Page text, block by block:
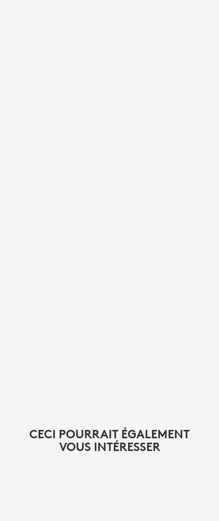
CECI POURRAIT ÉGALEMENT
VOUS INTÉRESSER